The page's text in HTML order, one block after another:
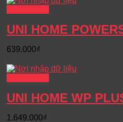
UNI HOME
639.000₫
UNI HOME WP
1.649.000₫